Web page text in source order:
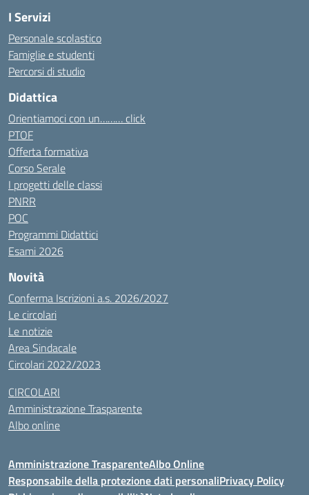
I Servizi
Personale scolastico
Famiglie e studenti
Percorsi di studio
Didattica
Orientiamoci con un……… click
PTOF
Offerta formativa
Corso Serale
I progetti delle classi
PNRR
POC
Programmi Didattici
Esami 2026
Novità
Conferma Iscrizioni a.s. 2026/2027
Le circolari
Le notizie
Area Sindacale
Circolari 2022/2023
CIRCOLARI
Amministrazione Trasparente
Albo online
Amministrazione TrasparenteAlbo Online
Responsabile della protezione dati personaliPrivacy Policy